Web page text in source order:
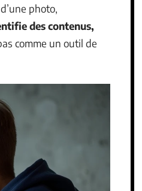
photo,
des contenus,
comme un outil de